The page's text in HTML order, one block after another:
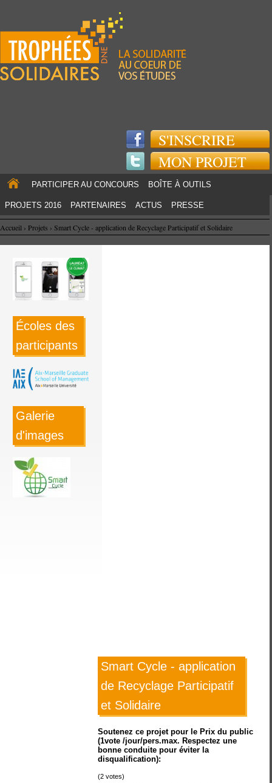
S'INSCRIRE
MON PROJET
PARTICIPER AU CONCOURS BOÎTE À OUTILS
PROJETS 2016 PARTENAIRES ACTUS PRESSE
Accueil › Projets › Smart Cycle - application de Recyclage Participatif et Solidaire
Écoles des
participants
Galerie
d'images
Smart Cycle - application
de Recyclage Participatif
et Solidaire
Soutenez ce projet pour le Prix du public
(1vote /jour/pers.max. Respectez une
bonne conduite pour éviter la
disqualification):
(2 votes)